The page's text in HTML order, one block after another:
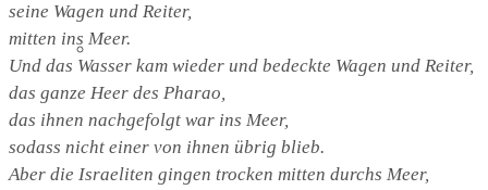
seine Wagen und Reiter,
mitten ins Meer.
Und das Wasser kam wieder und bedeckte Wagen und Reiter,
das ganze Heer des Pharao,
das ihnen nachgefolgt war ins Meer,
sodass nicht einer von ihnen übrig blieb.
Aber die Israeliten gingen trocken mitten durchs Meer,